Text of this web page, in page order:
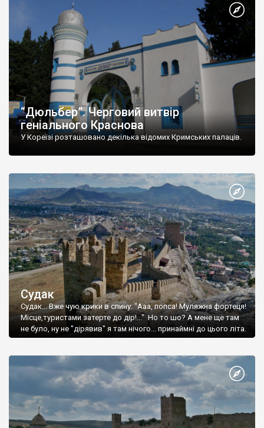
“Дюльбер”. Черговий витвір
геніального Краснова
У Кореїзі розташовано декілька відомих Кримських палаців.
Судак
Судак... Вже чую крики в спину: "Ааа, попса! Муляжна фортеця!
Місце,туристами затерте до дір!..." Но то шо? А мене ще там
не було, ну не "дірявив" я там нічого... принаймні до цього літа.